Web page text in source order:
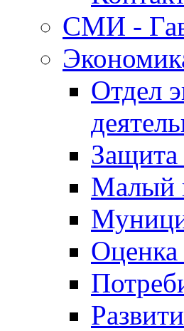
СМИ -
Отдел
Защита
Малый
Оценка